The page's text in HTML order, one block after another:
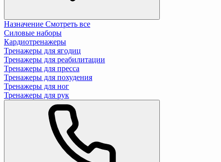
Назначение Смотреть все
Силовые наборы
Кардиотренажеры
Тренажеры для ягодиц
Тренажеры для реабилитации
Тренажеры для пресса
Тренажеры для похудения
Тренажеры для ног
Тренажеры для рук